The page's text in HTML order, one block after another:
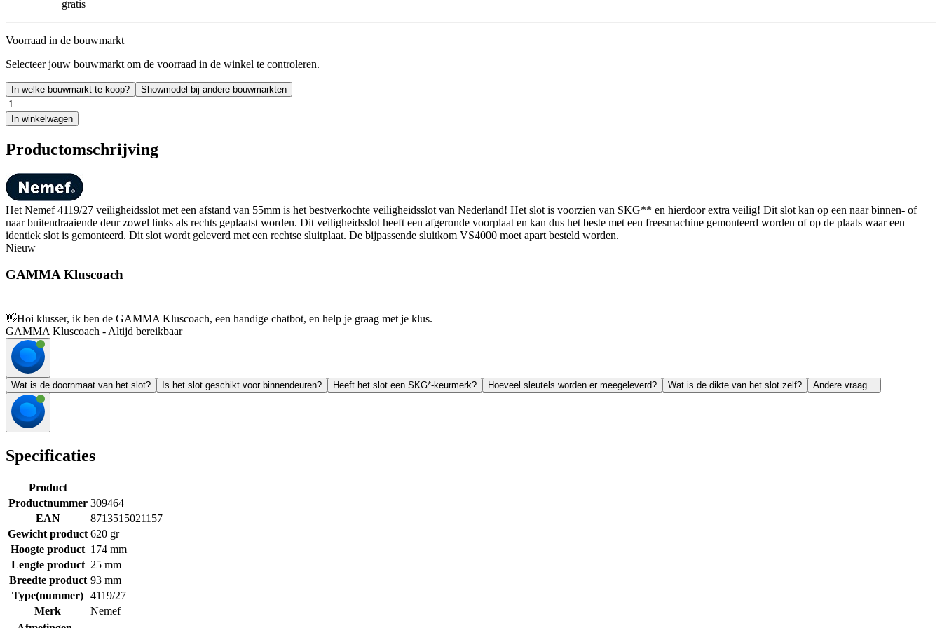
gratis
Voorraad in de bouwmarkt
Selecteer jouw bouwmarkt om de voorraad in de winkel te controleren.
In welke bouwmarkt te koop? Showmodel bij andere bouwmarkten
In winkelwagen
Productomschrijving
Het Nemef 4119/27 veiligheidsslot met een afstand van 55mm is het bestverkochte veiligheidsslot van Nederland! Het slot is voorzien van SKG** en hierdoor extra veilig! Dit slot kan op een naar binnen- of
naar buitendraaiende deur zowel links als rechts geplaatst worden. Dit veiligheidsslot heeft een afgeronde voorplaat en kan dus het beste met een freesmachine gemonteerd worden of op de plaats waar een
identiek slot is gemonteerd. Dit slot wordt geleverd met een rechtse sluitplaat. De bijpassende sluitkom VS4000 moet apart besteld worden.
Nieuw
GAMMA Kluscoach
👋Hoi klusser, ik ben de GAMMA Kluscoach, een handige chatbot, en help je graag met je klus.
GAMMA Kluscoach - Altijd bereikbaar
Wat is de doornmaat van het slot? Is het slot geschikt voor binnendeuren? Heeft het slot een SKG*-keurmerk? Hoeveel sleutels worden er meegeleverd? Wat is de dikte van het slot zelf? Andere vraag...
Specificaties
Product
Productnummer 309464
EAN
8713515021157
Gewicht product 620 gr
Hoogte product 174 mm
Lengte product 25 mm
Breedte product 93 mm
Type(nummer) 4119/27
Merk
Nemef